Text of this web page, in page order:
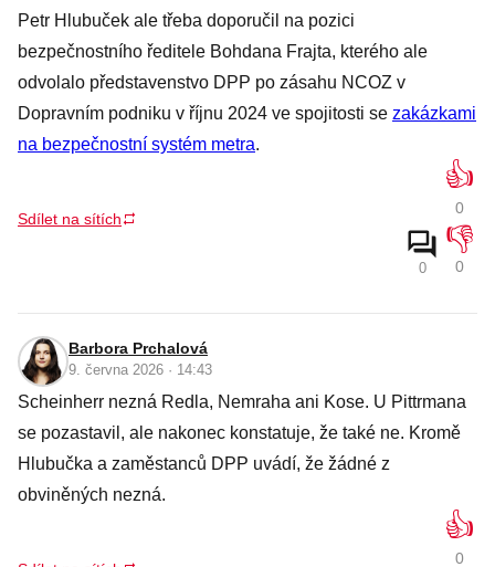
Petr Hlubuček ale třeba doporučil na pozici
bezpečnostního ředitele Bohdana Frajta, kterého ale
odvolalo představenstvo DPP po zásahu NCOZ v
Dopravním podniku v říjnu 2024 ve spojitosti se zakázkami
na bezpečnostní systém metra.
Sdílet na sítích
0
👍
0
👎
0
Barbora Prchalová
9. června 2026 · 14:43
Scheinherr nezná Redla, Nemraha ani Kose. U Pittrmana
se pozastavil, ale nakonec konstatuje, že také ne. Kromě
Hlubučka a zaměstanců DPP uvádí, že žádné z
obviněných nezná.
👍
0